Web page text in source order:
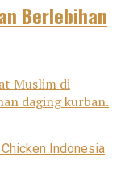
Berlebihan
Muslim di
daging kurban.